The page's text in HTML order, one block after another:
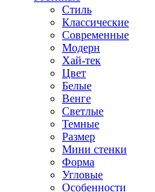
Стиль
Классические
Современные
Модерн
Хай-тек
Цвет
Белые
Венге
Светлые
Темные
Размер
Мини стенки
Форма
Угловые
Особенности